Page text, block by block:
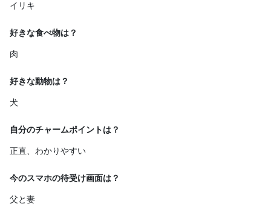
イリキ
好きな食べ物は？
肉
好きな動物は？
犬
自分のチャームポイントは？
正直、わかりやすい
今のスマホの待受け画面は？
父と妻